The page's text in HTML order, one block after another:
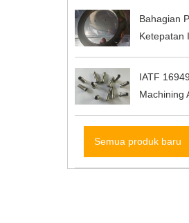
Bahagian
Ketepatan
IATF
Machining
Semua produk baru